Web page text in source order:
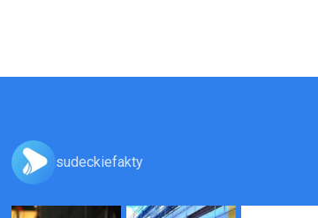
sudeckiefakty